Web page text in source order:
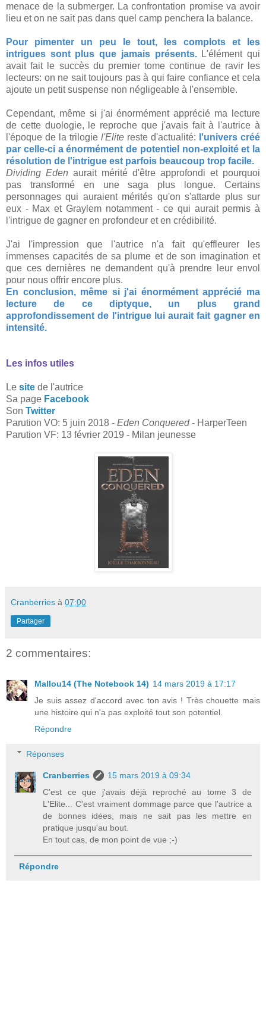
menace de la submerger. La confrontation promise va avoir
lieu et on ne sait pas dans quel camp penchera la balance.
Pour pimenter un peu le tout, les complots et les
intrigues sont plus que jamais présents.L'élément qui
avait fait le succès du premier tome continue de ravir les
lecteurs: on ne sait toujours pas à qui faire confiance et cela
ajoute un petit suspense non négligeable à l'ensemble.
Cependant, même si j'ai énormément apprécié ma lecture
de cette duologie, le reproche que j'avais fait à l'autrice à
l'époque de la trilogie l'Elite reste d'actualité:
l'univers créé
par celle-ci a énormément de potentiel non-exploité et la
résolution de l'intrigue est parfois beaucoup trop facile.
Dividing Eden aurait mérité d'être approfondi et pourquoi
pas transformé en une saga plus longue. Certains
personnages qui auraient mérités qu'on s'attarde plus sur
eux - Max et Graylem notamment - ce qui aurait permis à
l'intrigue de gagner en profondeur et en crédibilité.
J'ai l'impression que l'autrice n'a fait qu'effleurer les
immenses capacités de sa plume et de son imagination et
que ces dernières ne demandent qu'à prendre leur envol
pour nous offrir encore plus.
En conclusion, même si j'ai énormément apprécié ma
lecture de ce diptyque, un plus grand
approfondissement de l'intrigue lui aurait fait gagner en
intensité.
Les infos utiles
Le site de l'autrice
Sa page Facebook
Son Twitter
Parution VO: 5 juin 2018 - Eden Conquered- HarperTeen
Parution VF: 13 février 2019 - Milan jeunesse
Cranberries à 07:00
Partager
2 commentaires:
Mallou14 (The Notebook 14) 14 mars 2019 à 17:17
Je suis assez d'accord avec ton avis ! Très chouette mais
une histoire qui n'a pas exploité tout son potentiel.
Répondre
Réponses
Cranberries
15 mars 2019 à 09:34
C'est ce que j'avais déjà reproché au tome 3 de
L'Elite... C'est vraiment dommage parce que l'autrice a
de bonnes idées, mais ne sait pas les mettre en
pratique jusqu'au bout.
En tout cas, de mon point de vue ;-)
Répondre